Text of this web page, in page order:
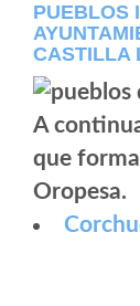
PUEBLOS
CASTILLA
A
que
Oropesa.